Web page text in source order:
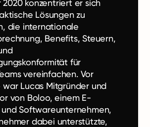
2020 konzentriert er sich
Lösungen zu
die internationale
Benefits, Steuern,
für
vereinfachen. Vor
war Lucas Mitgründer und
von Boloo, einem E-
Softwareunternehmen,
dabei unterstützte,